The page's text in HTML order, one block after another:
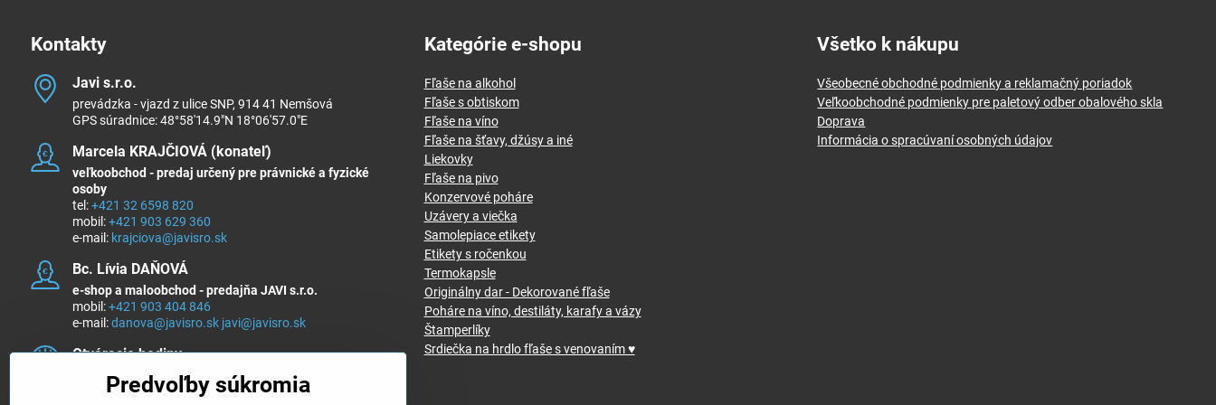
Kontakty
Javi s​.r​.o​.
prevádzka - vjazd z ulice SNP, 914 41 Nemšová
GPS súradnice: 48°58'14.9"N 18°06'57.0"E
Marcela KRAJČIOVÁ (konateľ)
veľkoobchod - predaj určený pre právnické a fyzické
osoby
tel:+421 32 6598 820
mobil:+421 903 629 360
e-mail: krajciova@javisro.sk
Bc​. Lívia DAŇOVÁ
e-shop a maloobchod - predajňa JAVI s.r.o.
mobil:+421 903 404 846
e-mail:danova@javisro.skjavi@javisro.sk
Otváracie hodiny
Pondelok - Piatok 8:00 - 12:00 a 13:00 - 15:00
Sobota a nedeľa ZATVORENÉ
Kategórie e-shopu
Fľaše na alkohol
Fľaše s obtiskom
Fľaše na víno
Fľaše na šťavy, džúsy a iné
Liekovky
Fľaše na pivo
Konzervové poháre
Uzávery a viečka
Samolepiace etikety
Etikety s ročenkou
Termokapsle
Originálny dar - Dekorované fľaše
Poháre na víno, destiláty, karafy a vázy
Štamperlíky
Srdiečka na hrdlo fľaše s venovaním ♥
Všetko k nákupu
Všeobecné obchodné podmienky a reklamačný poriadok
Veľkoobchodné podmienky pre paletový odber obalového skla
Doprava
Informácia o spracúvaní osobných údajov
Predvoľby súkromia